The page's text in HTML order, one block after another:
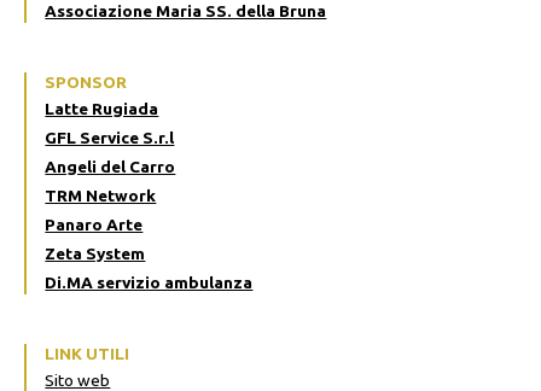
Associazione Maria SS. della Bruna
SPONSOR
Latte Rugiada
GFL Service S.r.l
Angeli del Carro
TRM Network
Panaro Arte
Zeta System
Di.MA servizio ambulanza
LINK UTILI
Sito web